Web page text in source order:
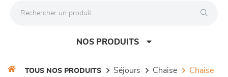
NOS PRODUITS
TOUS NOS PRODUITS séjours chaise chaise